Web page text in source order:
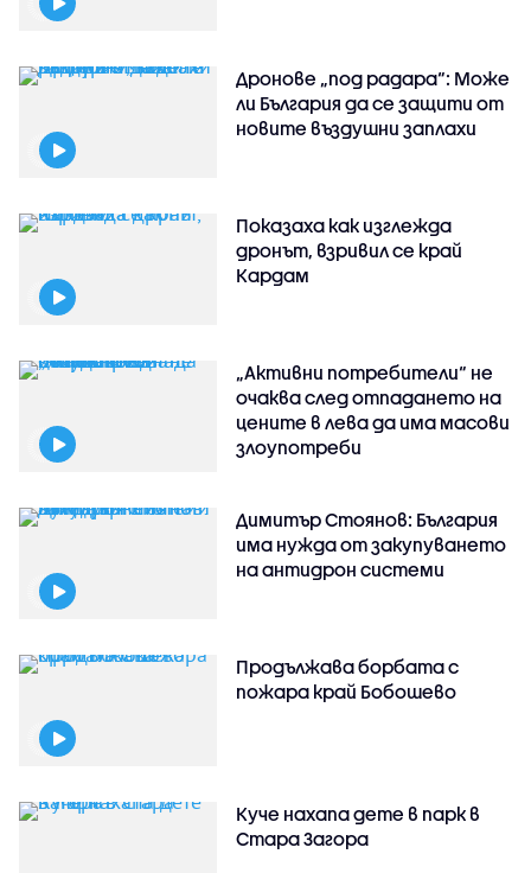
Дронове „под радара“: Може
ли България да се защити от
новите въздушни заплахи
Показаха как изглежда
дронът, взривил се край
Кардам
„Активни потребители“ не
очаква след отпадането на
цените в лева да има масови
злоупотреби
Димитър Стоянов: България
има нужда от закупуването
на антидрон системи
Продължава борбата с
пожара край Бобошево
Куче нахапа дете в парк в
Стара Загора